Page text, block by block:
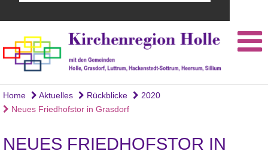
Home Aktuelles Rückblicke
2020
Neues Friedhofstor in Grasdorf
NEUES FRIEDHOFSTOR IN